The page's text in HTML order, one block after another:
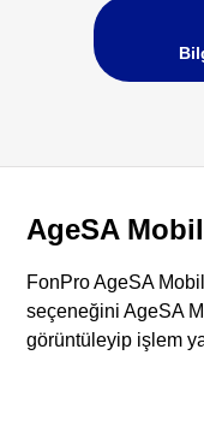
AgeSA Mobil
FonPro AgeSA
seçeneğini AgeSA
görüntüleyip işlem